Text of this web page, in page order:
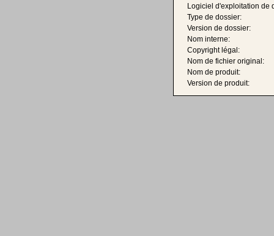
Logiciel d'exploitation de
Type de dossier:
Version de dossier:
Nom interne:
Copyright légal:
Nom de fichier original:
Nom de produit:
Version de produit: